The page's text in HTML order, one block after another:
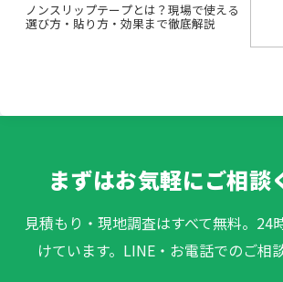
ノンスリップテープとは？現場で使える
選び方・貼り方・効果まで徹底解説
まずはお気軽にご相談
見積もり・現地調査はすべて無料。24
けています。LINE・お電話でのご相